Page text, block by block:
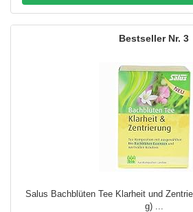
3
Salus Bachblüten Tee Klarheit und
g) ...